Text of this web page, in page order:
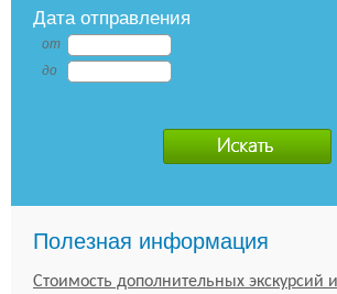
Дата отправления
от
до
Полезная информация
Стоимость дополнительных экскурсий